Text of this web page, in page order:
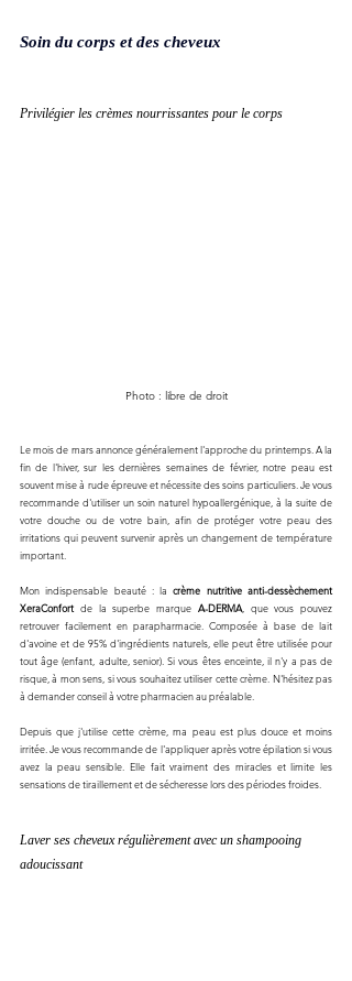
Soin du corps et des cheveux
Privilégier les crèmes nourrissantes pour le corps
Photo : libre de droit
Le mois de mars annonce généralement l'approche du printemps. A la
fin de l'hiver, sur les dernières semaines de février, notre peau est
souvent mise à rude épreuve et nécessite des soins particuliers. Je vous
recommande d'utiliser un soin naturel hypoallergénique, à la suite de
votre douche ou de votre bain, afin de protéger votre peau des
irritations qui peuvent survenir après un changement de température
important.
Mon indispensable beauté : la crème nutritive anti-dessèchement
XeraConfort de la superbe marque A-DERMA, que vous pouvez
retrouver facilement en parapharmacie. Composée à base de lait
d'avoine et de 95% d'ingrédients naturels, elle peut être utilisée pour
tout âge (enfant, adulte, senior). Si vous êtes enceinte, il n'y a pas de
risque, à mon sens, si vous souhaitez utiliser cette crème. N'hésitez pas
à demander conseil à votre pharmacien au préalable.
Depuis que j'utilise cette crème, ma peau est plus douce et moins
irritée. Je vous recommande de l'appliquer après votre épilation si vous
avez la peau sensible. Elle fait vraiment des miracles et limite les
sensations de tiraillement et de sécheresse lors des périodes froides.
Laver ses cheveux régulièrement avec un shampooing
adoucissant